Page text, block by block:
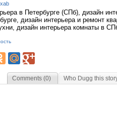
в Петербурге (СПб), дизайн
дизайн интерьера и ремонт
дизайн интерьера комнаты в
Comments (0) Who Dugg this